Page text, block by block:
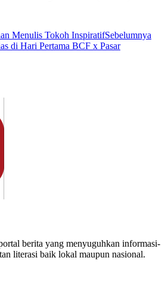
Menulis Tokoh InspiratifSebelumnya
di Hari Pertama BCF x Pasar
berita yang menyuguhkan informasi-
literasi baik lokal maupun nasional.